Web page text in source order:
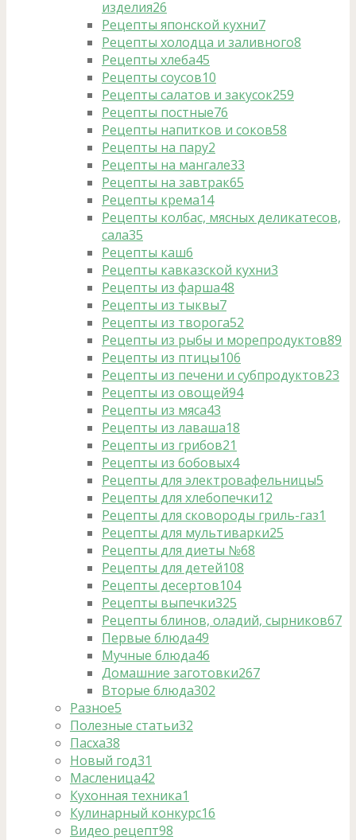
изделия26
Рецепты японской кухни7
Рецепты холодца и заливного8
Рецепты хлеба45
Рецепты соусов10
Рецепты салатов и закусок259
Рецепты постные76
Рецепты напитков и соков58
Рецепты на пару2
Рецепты на мангале33
Рецепты на завтрак65
Рецепты крема14
Рецепты колбас, мясных деликатесов,
сала35
Рецепты каш6
Рецепты кавказской кухни3
Рецепты из фарша48
Рецепты из тыквы7
Рецепты из творога52
Рецепты из рыбы и морепродуктов89
Рецепты из птицы106
Рецепты из печени и субпродуктов23
Рецепты из овощей94
Рецепты из мяса43
Рецепты из лаваша18
Рецепты из грибов21
Рецепты из бобовых4
Рецепты для электровафельницы5
Рецепты для хлебопечки12
Рецепты для сковороды гриль-газ1
Рецепты для мультиварки25
Рецепты для диеты №68
Рецепты для детей108
Рецепты десертов104
Рецепты выпечки325
Рецепты блинов, оладий, сырников67
Первые блюда49
Мучные блюда46
Домашние заготовки267
Вторые блюда302
Разное5
Полезные статьи32
Пасха38
Новый год31
Масленица42
Кухонная техника1
Кулинарный конкурс16
Видео рецепт98